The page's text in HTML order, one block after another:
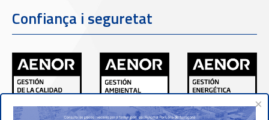
Confiança i seguretat
×